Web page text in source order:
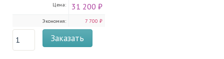
Цена: 31 200 ₽
Экономия: 7 700 ₽
Заказать